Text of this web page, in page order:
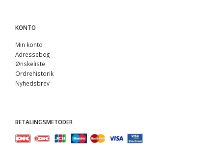
KONTO
Min konto
Adressebog
Ønskeliste
Ordrehistorik
Nyhedsbrev
BETALINGSMETODER